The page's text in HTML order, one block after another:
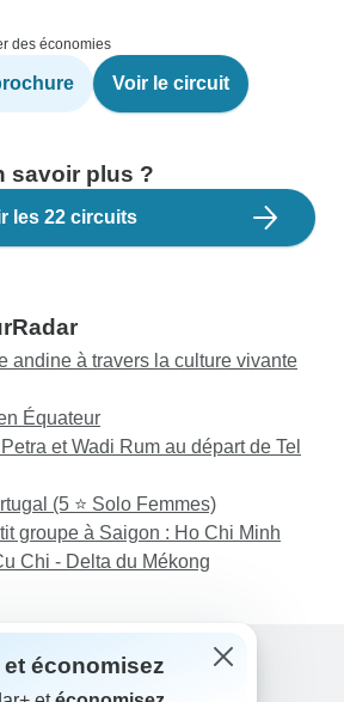
des économies
Voir le circuit
savoir plus ?
les 22 circuits
andine à travers la culture vivante
Équateur
et Wadi Rum au départ de Tel
(5 ⭐ Solo Femmes)
groupe à Saigon : Ho Chi Minh
Chi - Delta du Mékong
économisez